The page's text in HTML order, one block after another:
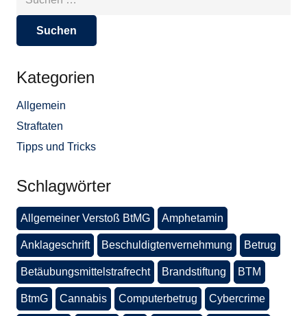
nach:
Kategorien
Allgemein
Straftaten
Tipps und Tricks
Schlagwörter
Allgemeiner Verstoß BtMG Amphetamin
Anklageschrift Beschuldigtenvernehmung Betrug
Betäubungsmittelstrafrecht Brandstiftung BTM
BtmG Cannabis Computerbetrug Cybercrime